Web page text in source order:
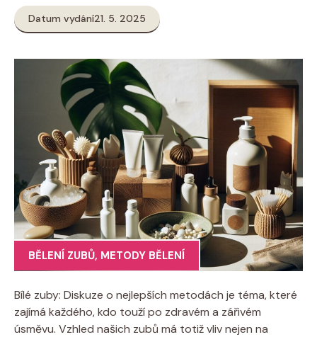
Datum vydání21. 5. 2025
BĚLENÍ ZUBŮ, METODY BĚLENÍ
Bílé zuby: Diskuze o nejlepších metodách je téma, které
zajímá každého, kdo touží po zdravém a zářivém
úsměvu. Vzhled našich zubů má totiž vliv nejen na